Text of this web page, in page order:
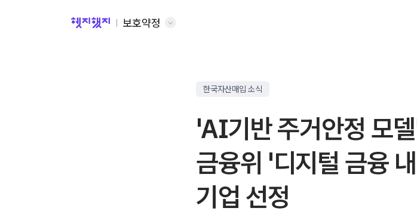
보호약정
한국자산매입 소식
'AI기반 주거안정 모
금융위 '디지털 금융
기업 선정